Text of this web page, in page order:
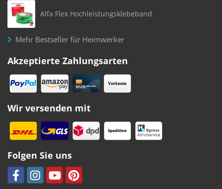
Alfa Flex Hochleistungsklebeband
Mehr Bestseller für Heimwerker
Akzeptierte Zahlungsarten
Wir versenden mit
Folgen Sie uns